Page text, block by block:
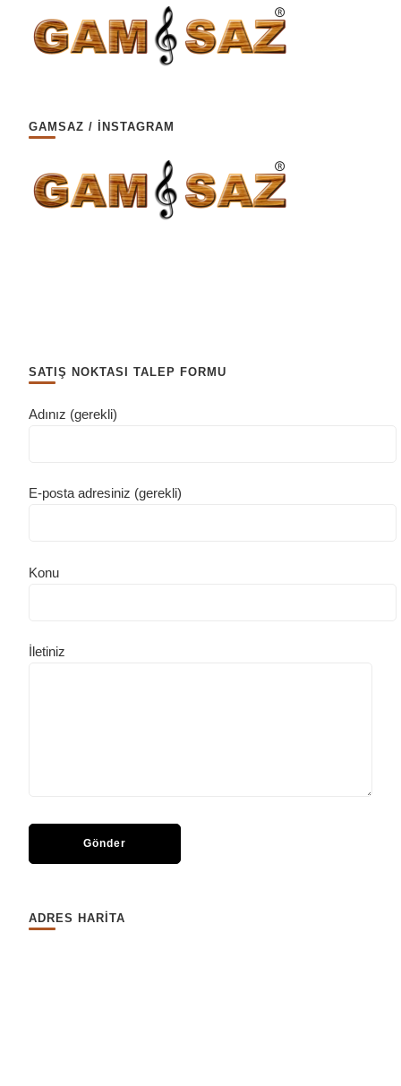
GAMSAZ / İNSTAGRAM
SATIŞ NOKTASI TALEP FORMU
Adınız (gerekli)
E-posta adresiniz (gerekli)
Konu
İletiniz
ADRES HARİTA